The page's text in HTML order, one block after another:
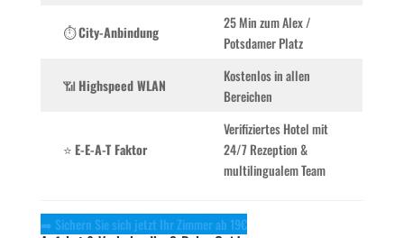
⏱️City-Anbindung
25 Min zum Alex /
Potsdamer Platz
📶 Highspeed WLAN
Kostenlos in allen
Bereichen
⭐E-E-A-T Faktor
Verifiziertes Hotel mit
24/7 Rezeption &
multilingualem Team
➡️ Sichern Sie sich jetzt Ihr Zimmer ab 19€